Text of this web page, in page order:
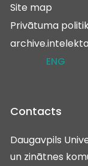
Site map
Privātuma
ENG
Contacts
Daugavpils
un zinātnes